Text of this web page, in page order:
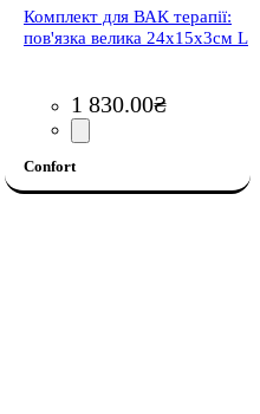
Комплект для ВАК терапії:
пов'язка велика 24х15х3см L
1 830.00₴
Confort